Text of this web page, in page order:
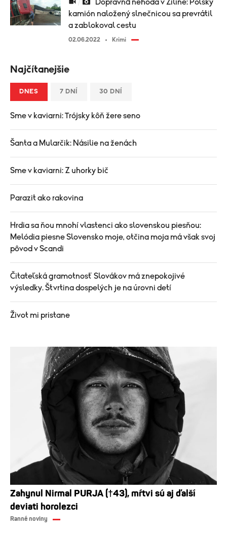
kamión naložený slnečnicou sa prevrátil
a zablokoval cestu
02.06.2022 Krimi
Najčítanejšie
DNES 7 DNÍ 30 DNÍ
Sme v kaviarni: Trójsky kôň žere seno
Šanta a Mularčik: Násilie na ženách
Sme v kaviarni: Z uhorky bič
Parazit ako rakovina
Hrdia sa ňou mnohí vlastenci ako slovenskou piesňou:
Melódia piesne Slovensko moje, otčina moja má však svoj
pôvod v Scandi
Čitateľská gramotnosť Slovákov má znepokojivé
výsledky. Štvrtina dospelých je na úrovni detí
Život mi pristane
Zahynul Nirmal PURJA (†43), mŕtvi sú aj ďalší
deviati horolezci
Ranné noviny